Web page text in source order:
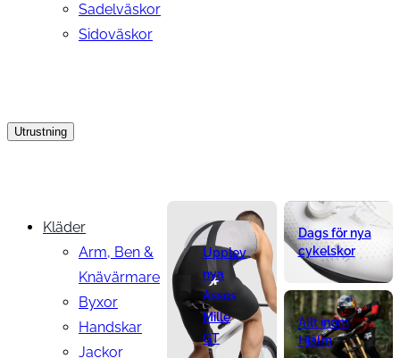
Sadelväskor
Sidoväskor
Utrustning
Kläder
Arm, Ben &
Knävärmare
Byxor
Handskar
Jackor
Upplev
nya
Assos
Mille
GT
Dags för nya
cykelskor
Allt inom
Hjälm